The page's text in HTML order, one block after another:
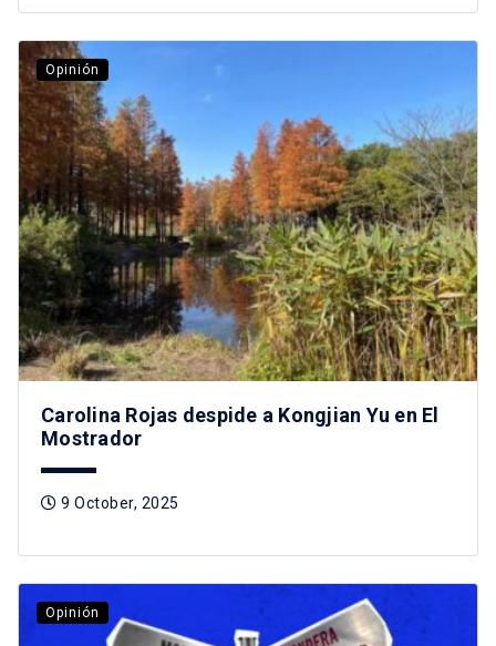
Opinión
Carolina Rojas despide a Kongjian Yu en El
Mostrador
9 October, 2025
Opinión